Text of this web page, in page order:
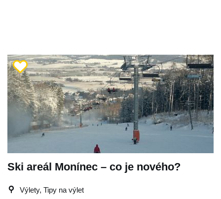
Ski areál Monínec – co je nového?
Výlety, Tipy na výlet